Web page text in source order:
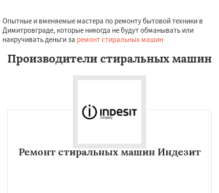
Опытные и вменяемые мастера по ремонту бытовой техники в
Димитровграде, которые никогда не будут обманывать или
накручивать деньги за ремонт стиральных машин
Производители стиральных машин
Ремонт стиральных машин Индезит